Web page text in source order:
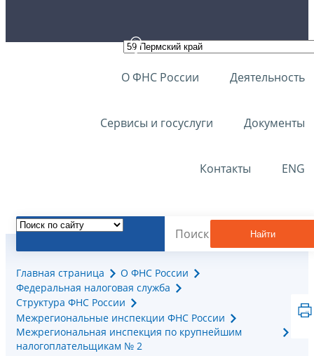
О ФНС России Деятельность
Сервисы и госуслуги Документы
Контакты ENG
Найти
Главная страница
О ФНС России
Федеральная налоговая служба
Структура ФНС России
Межрегиональные инспекции ФНС России
Межрегиональная инспекция по крупнейшим
налогоплательщикам № 2